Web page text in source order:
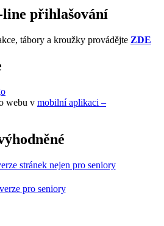
line přihlašování
tábory a kroužky provádějte ZDE
webu v mobilní aplikaci –
stránek nejen pro seniory